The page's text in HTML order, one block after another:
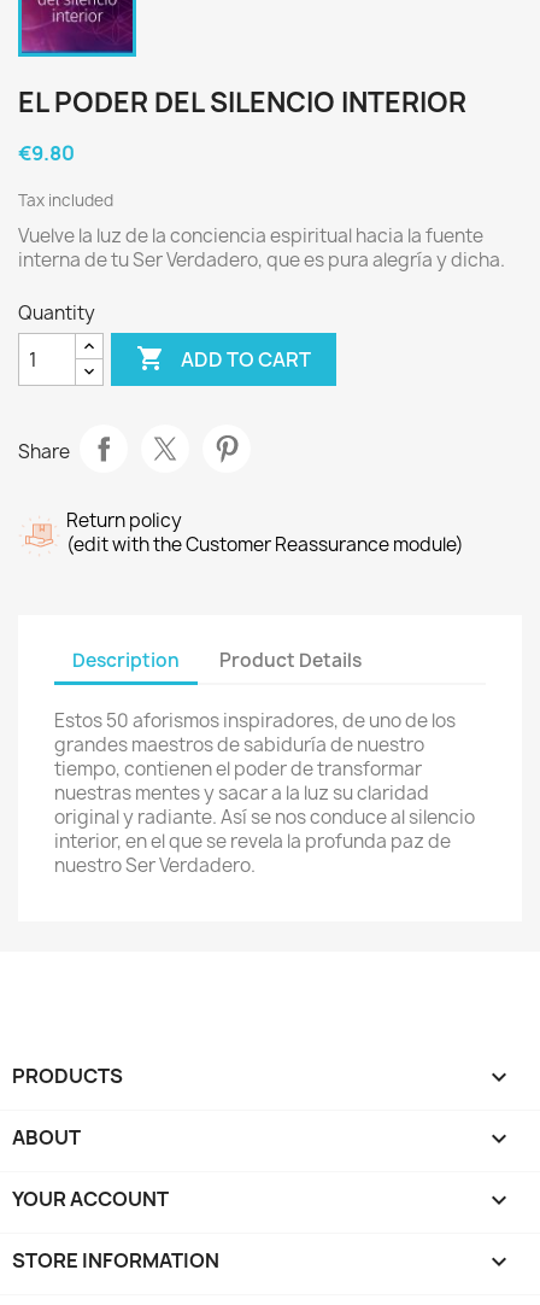
EL PODER DEL SILENCIO INTERIOR
€9.80
Tax included
Vuelve la luz de la conciencia espiritual hacia la fuente
interna de tu Ser Verdadero, que es pura alegría y dicha.
Quantity
 ADD TO CART
Share
Return policy
(edit with the Customer Reassurance module)
Description Product Details
Estos 50 aforismos inspiradores, de uno de los
grandes maestros de sabiduría de nuestro
tiempo, contienen el poder de transformar
nuestras mentes y sacar a la luz su claridad
original y radiante. Así se nos conduce al silencio
interior, en el que se revela la profunda paz de
nuestro Ser Verdadero.
PRODUCTS 
ABOUT 
YOUR ACCOUNT 
STORE INFORMATION keyboard_arrow_down